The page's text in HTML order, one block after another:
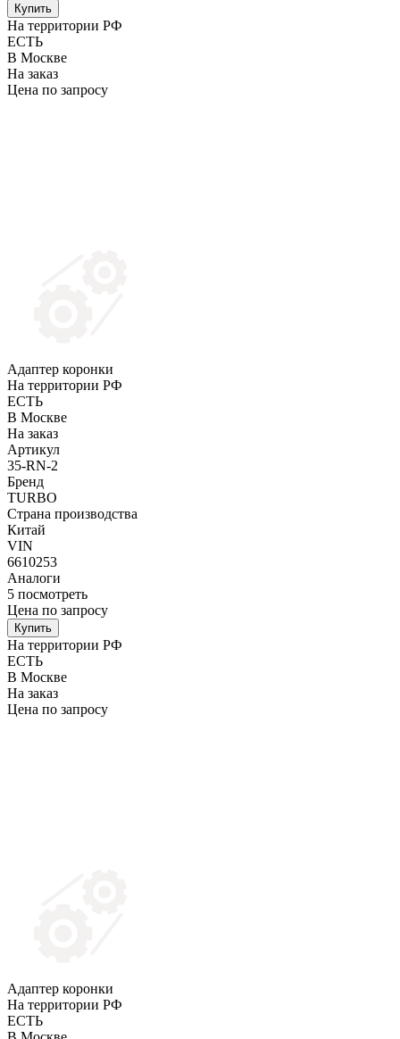
Купить
На территории РФ
ЕСТЬ
В Москве
На заказ
Цена по запросу
Адаптер коронки
На территории РФ
ЕСТЬ
В Москве
На заказ
Артикул
35-RN-2
Бренд
TURBO
Страна производства
Китай
VIN
6610253
Аналоги
5 посмотреть
Цена по запросу
Купить
На территории РФ
ЕСТЬ
В Москве
На заказ
Цена по запросу
Адаптер коронки
На территории РФ
ЕСТЬ